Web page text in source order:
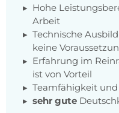
Hohe
Arbeit
Technische
keine
Erfahrung im
ist von Vorteil
Teamfähigkeit
sehr gute